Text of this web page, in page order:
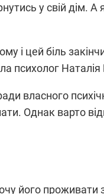
у свій дім.
і цей біль
психолог
власного
Однак варто
його проживати